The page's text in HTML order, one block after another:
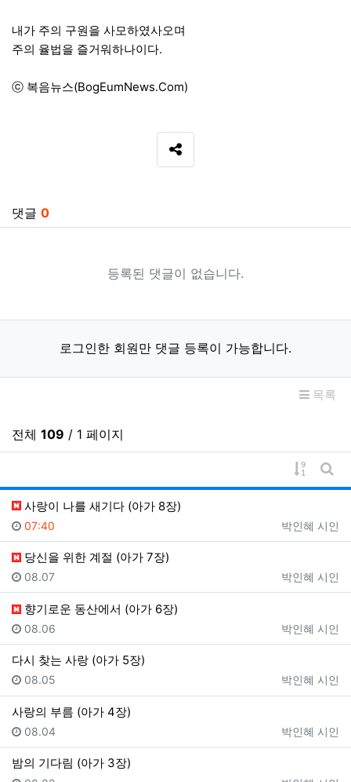
내가 주의 구원을 사모하였사오며
주의 율법을 즐거워하나이다.
ⓒ 복음뉴스(BogEumNews.Com)
SNS 공유
댓글 0
등록된 댓글이 없습니다.
로그인한 회원만 댓글 등록이 가능합니다.
목록
전체 109 / 1 페이지
게시물
게
사랑이 나를 새기다 (아가 8장)
등록자
박인혜 시인
등록일
07:40
당신을 위한 계절 (아가 7장)
등록자
박인혜 시인
등록일
08.07
향기로운 동산에서 (아가 6장)
등록자
박인혜 시인
등록일
08.06
다시 찾는 사랑 (아가 5장)
등록자
박인혜 시인
등록일
08.05
사랑의 부름 (아가 4장)
등록자
박인혜 시인
등록일
08.04
밤의 기다림 (아가 3장)